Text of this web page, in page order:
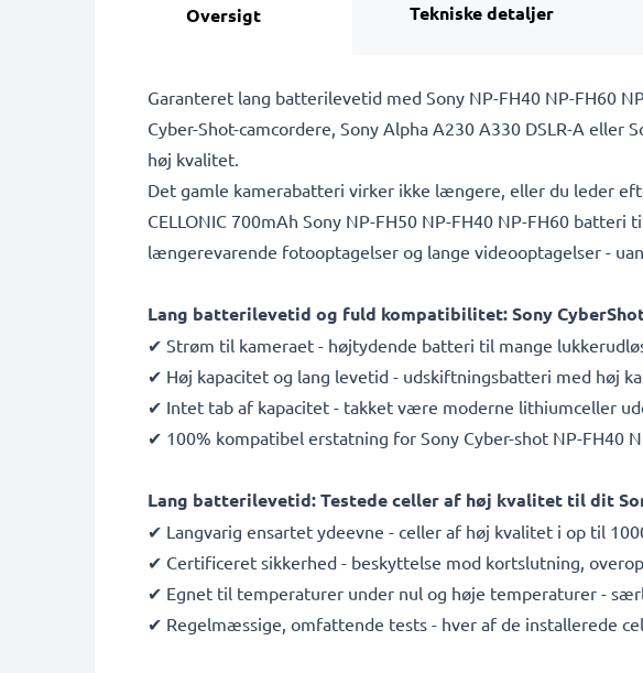
Oversigt Tekniske detaljer
Garanteret lang batterilevetid med Sony NP-FH40 NP-FH60
Cyber-Shot-camcordere, Sony Alpha A230 A330 DSLR-A
høj kvalitet.
Det gamle kamerabatteri virker ikke længere, eller du leder
CELLONIC 700mAh Sony NP-FH50 NP-FH40 NP-FH60
længerevarende fotooptagelser og lange videooptagelser -
Lang batterilevetid og fuld kompatibilitet: Sony
✔ Strøm til kameraet - højtydende batteri til mange
✔ Høj kapacitet og lang levetid - udskiftningsbatteri med høj
✔ Intet tab af kapacitet - takket være moderne lithiumceller
✔ 100% kompatibel erstatning for Sony Cyber-shot NP-FH40
Lang batterilevetid: Testede celler af høj kvalitet til dit
✔ Langvarig ensartet ydeevne - celler af høj kvalitet i op til
✔ Certificeret sikkerhed - beskyttelse mod kortslutning,
✔ Egnet til temperaturer under nul og høje temperaturer -
✔ Regelmæssige, omfattende tests - hver af de installerede